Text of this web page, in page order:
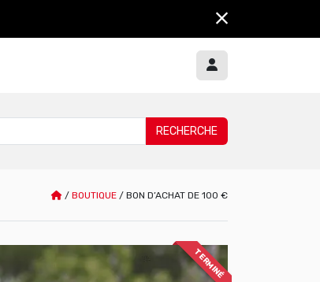
/ BOUTIQUE / BON D’ACHAT DE 100 €
TERMINÉ